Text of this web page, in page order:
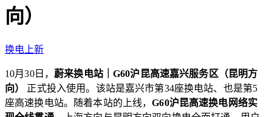
向）
换电上新
10月30日，蔚来换电站｜G60沪昆高速嘉兴服务区（昆明方
向）
正式投入使用。该站是嘉兴市第34座换电站、也是第5
座高速换电站。随着本站的上线，G60沪昆高速换电网络实